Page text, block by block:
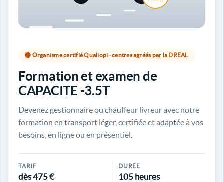
Organisme certifié Qualiopi · centres agréés par la DREAL
Formation et examen de
CAPACITE -3.5T
Devenez gestionnaire ou chauffeur livreur avec notre
formation en transport léger, certifiée et adaptée à vos
besoins, en ligne ou en présentiel.
TARIF
dès 475 €
DURÉE
105 heures